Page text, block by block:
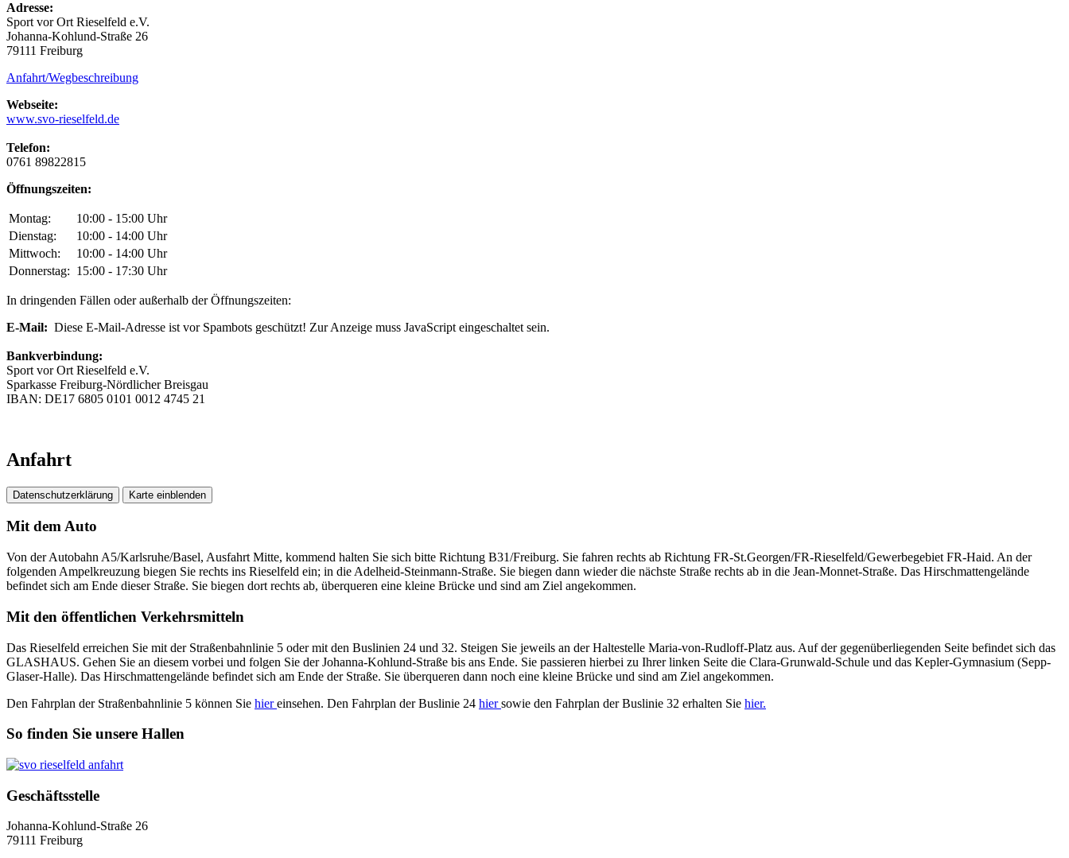
Adresse:
Sport vor Ort Rieselfeld e.V.
Johanna-Kohlund-Straße 26
79111 Freiburg
Anfahrt/Wegbeschreibung
Webseite:
www.svo-rieselfeld.de
Telefon:
0761 89822815
Öffnungszeiten:
Montag:
10:00 - 15:00 Uhr
Dienstag:
10:00 - 14:00 Uhr
Mittwoch:
10:00 - 14:00 Uhr
Donnerstag: 15:00 - 17:30 Uhr
In dringenden Fällen oder außerhalb der Öffnungszeiten:
E-Mail: Diese E-Mail-Adresse ist vor Spambots geschützt! Zur Anzeige muss JavaScript eingeschaltet sein.
Bankverbindung:
Sport vor Ort Rieselfeld e.V.
Sparkasse Freiburg-Nördlicher Breisgau
IBAN: DE17 6805 0101 0012 4745 21
Anfahrt
Datenschutzerklärung Karte einblenden
Mit dem Auto
Von der Autobahn A5/Karlsruhe/Basel, Ausfahrt Mitte, kommend halten Sie sich bitte Richtung B31/Freiburg. Sie fahren rechts ab Richtung FR-St.Georgen/FR-Rieselfeld/Gewerbegebiet FR-Haid. An der
folgenden Ampelkreuzung biegen Sie rechts ins Rieselfeld ein; in die Adelheid-Steinmann-Straße. Sie biegen dann wieder die nächste Straße rechts ab in die Jean-Monnet-Straße. Das Hirschmattengelände
befindet sich am Ende dieser Straße. Sie biegen dort rechts ab, überqueren eine kleine Brücke und sind am Ziel angekommen.
Mit den öffentlichen Verkehrsmitteln
Das Rieselfeld erreichen Sie mit der Straßenbahnlinie 5 oder mit den Buslinien 24 und 32. Steigen Sie jeweils an der Haltestelle Maria-von-Rudloff-Platz aus. Auf der gegenüberliegenden Seite befindet sich das
GLASHAUS. Gehen Sie an diesem vorbei und folgen Sie der Johanna-Kohlund-Straße bis ans Ende. Sie passieren hierbei zu Ihrer linken Seite die Clara-Grunwald-Schule und das Kepler-Gymnasium (Sepp-
Glaser-Halle). Das Hirschmattengelände befindet sich am Ende der Straße. Sie überqueren dann noch eine kleine Brücke und sind am Ziel angekommen.
Den Fahrplan der Straßenbahnlinie 5 können Sie hiereinsehen. Den Fahrplan der Buslinie 24 hiersowie den Fahrplan der Buslinie 32 erhalten Sie hier.
So finden Sie unsere Hallen
Geschäftsstelle
Johanna-Kohlund-Straße 26
79111 Freiburg